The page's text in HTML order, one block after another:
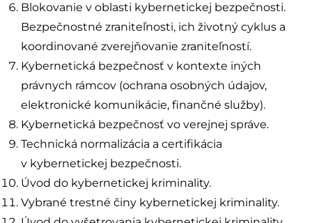
Blokovanie v oblasti kybernetickej bezpečnosti.
Bezpečnostné zraniteľnosti, ich životný cyklus a
koordinované zverejňovanie zraniteľností.
Kybernetická bezpečnosť v kontexte iných
právnych rámcov (ochrana osobných údajov,
elektronické komunikácie, finančné služby).
Kybernetická bezpečnosť vo verejnej správe.
Technická normalizácia a certifikácia
v kybernetickej bezpečnosti.
Úvod do kybernetickej kriminality.
Vybrané trestné činy kybernetickej kriminality.